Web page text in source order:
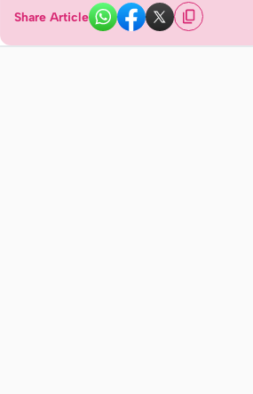
Share Article